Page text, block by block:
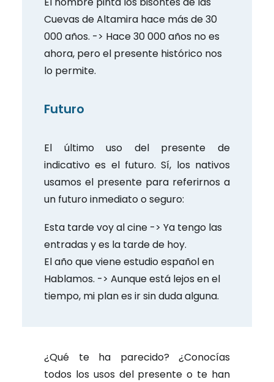
Cuevas de Altamira hace más de 30
000 años. -> Hace 30 000 años no es
ahora, pero el presente histórico nos
lo permite.
Futuro
El último uso del presente de
indicativo es el futuro. Sí, los nativos
usamos el presente para referirnos a
un futuro inmediato o seguro:
Esta tarde voy al cine -> Ya tengo las
entradas y es la tarde de hoy.
El año que viene estudio español en
Hablamos. -> Aunque está lejos en el
tiempo, mi plan es ir sin duda alguna.
¿Qué te ha parecido? ¿Conocías
todos los usos del presente o te han